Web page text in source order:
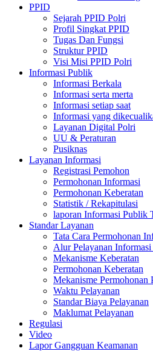
PPID
Sejarah PPID Polri
Profil Singkat PPID
Tugas Dan Fungsi
Struktur PPID
Visi Misi PPID Polri
Informasi Publik
Informasi Berkala
Informasi serta merta
Informasi setiap saat
Informasi yang
Layanan Digital Polri
UU & Peraturan
Pusiknas
Layanan Informasi
Registrasi Pemohon
Permohonan Informasi
Permohonan Keberatan
Statistik / Rekapitulasi
laporan Informasi Publik
Standar Layanan
Tata Cara Permohonan
Alur Pelayanan
Mekanisme Keberatan
Permohonan Keberatan
Mekanisme Permohonan
Waktu Pelayanan
Standar Biaya Pelayanan
Maklumat Pelayanan
Regulasi
Video
Lapor Gangguan Keamanan